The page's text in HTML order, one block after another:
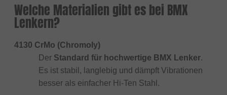
Welche Materialien gibt es bei BMX
Lenkern?
4130 CrMo (Chromoly)
Der Standard für hochwertige BMX Lenker.
Es ist stabil, langlebig und dämpft Vibrationen
besser als einfacher Hi-Ten Stahl.